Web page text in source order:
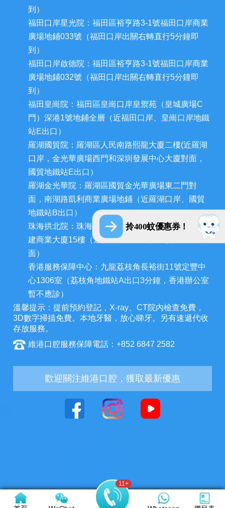
拎400蚊優惠券！
到）
福田口岸星光院：福田區裕亨路3-1號福田口岸商業
廣場地鋪033號（福田口岸出關右轉直行5分鐘即
到）
福田口岸啟德院：福田區裕亨路3-1號福田口岸商業
廣場地鋪032號（福田口岸出關右轉直行5分鐘即
到）
福田皇崗院：福田區皇崗口岸皇禦苑（皇城廣場C
門）深港1號地鋪全層（近福田口岸、皇崗口岸地鐵
站E出口）
羅湖國貿院：羅湖區人民南路熙龍大廈二樓(近羅湖
口岸，金光華廣場西門和深圳發展中心大廈對面，
國貿地鐵站E出口）
羅湖金光華院：羅湖區國貿金光華廣場東二門對
面，南湖路凱利商業廣場地鋪（近羅湖口岸、國貿
地鐵站B出口）
珠海拱北院：珠海市香洲區拱北迎賓南路1155號中
建商業大廈15樓（近拱北口岸，迎賓百貨廣場對
面）
香港服務保障中心：九龍荔枝角長裕街11號定豐中
心1306室（荔枝角地鐵站A出口3分鐘，香港辦公室
暫不應診）
溫馨提示：提前預約登記，X-ray、CT院內檢查免費，
3D數字掃描免費。本地牙醫，放心睇牙。另有速遞代收
存放服務。
維港口腔服務保障電話：+852 6847 2582
歡迎關注維港口腔，獲取最新優惠
11+